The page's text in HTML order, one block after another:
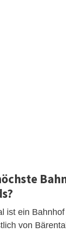
ist ein
von